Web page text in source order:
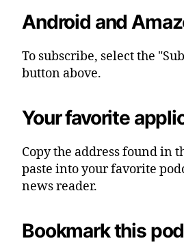
Android and
To subscribe, select the
button above.
Your favorite
Copy the address found in
paste into your favorite
news reader.
Bookmark this